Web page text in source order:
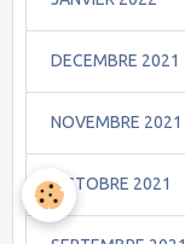
DECEMBRE 2021
NOVEMBRE 2021
OCTOBRE 2021